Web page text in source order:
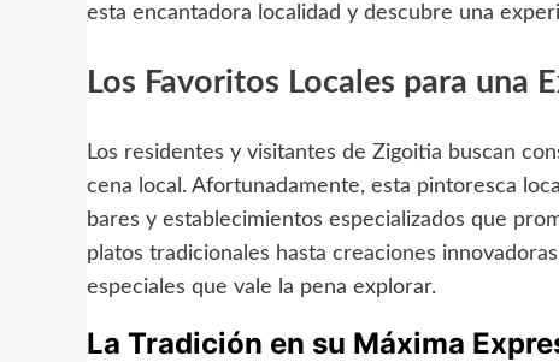
esta encantadora localidad y descubre una
Los Favoritos Locales para una
Los residentes y visitantes de Zigoitia buscan
cena local. Afortunadamente, esta pintoresca
bares y establecimientos especializados que
platos tradicionales hasta creaciones
especiales que vale la pena explorar.
La Tradición en su Máxima